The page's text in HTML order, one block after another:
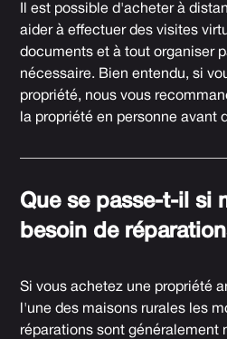
Il est possible d'acheter à
aider à effectuer des visites
documents et à tout organiser
nécessaire. Bien entendu, si
propriété, nous vous
la propriété en personne avant
Que se passe-t-il si
besoin de
Si vous achetez une propriété
l'une des maisons rurales les
réparations sont généralement